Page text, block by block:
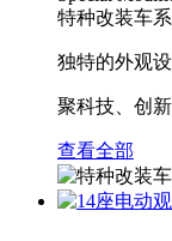
特种改装车系
独特的外观
聚科技、创
查看全部